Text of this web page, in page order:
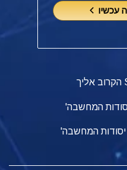
עכשיו
המחשבה'
יסודות המחשבה'